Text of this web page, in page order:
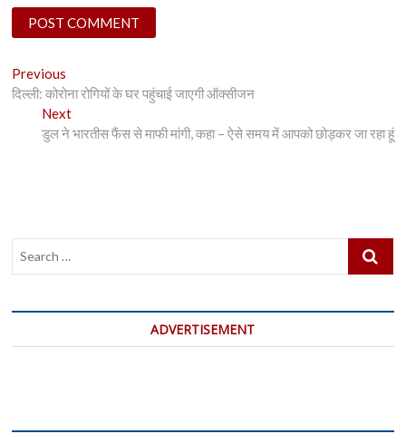
Post
navigation
Previous
post:
दिल्ली: कोरोना रोगियों के घर पहुंचाई जाएगी ऑक्सीजन
NextNext
post:
डुल ने भारतीस फैंस से माफी मांगी, कहा – ऐसे समय में आपको छोड़कर जा रहा हूं
Search
ADVERTISEMENT